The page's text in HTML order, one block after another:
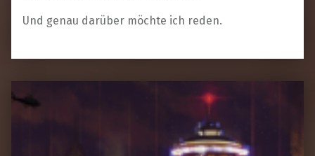
Und genau darüber möchte ich reden.